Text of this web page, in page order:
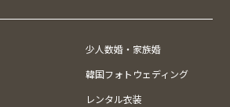
少人数婚・家族婚
韓国フォトウェディング
レンタル衣装